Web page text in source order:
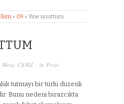
» 09 » Yine unuttum
CANLI · in Proje
tutmayı bir türlü düzenli
Bunu nedeni birazcıkta